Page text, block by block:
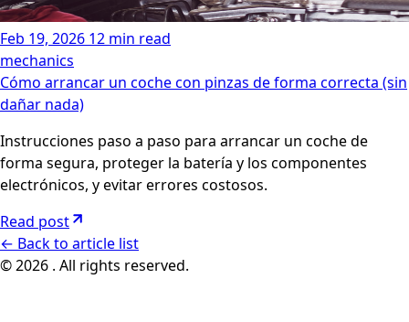
Feb 19, 2026 12 min read
mechanics
Cómo arrancar un coche con pinzas de forma correcta (sin
dañar nada)
Instrucciones paso a paso para arrancar un coche de
forma segura, proteger la batería y los componentes
electrónicos, y evitar errores costosos.
Read post
← Back to article list
© 2026 . All rights reserved.